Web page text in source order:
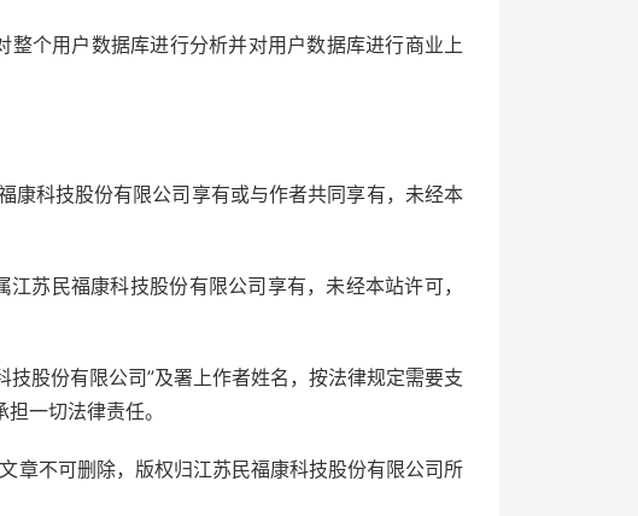
个用户数据库进行分析并对用户数据库进行商业上
康科技股份有限公司享有或与作者共同享有，未经本
苏民福康科技股份有限公司享有，未经本站许可，
股份有限公司”及署上作者姓名，按法律规定需要支
一切法律责任。
章不可删除，版权归江苏民福康科技股份有限公司所